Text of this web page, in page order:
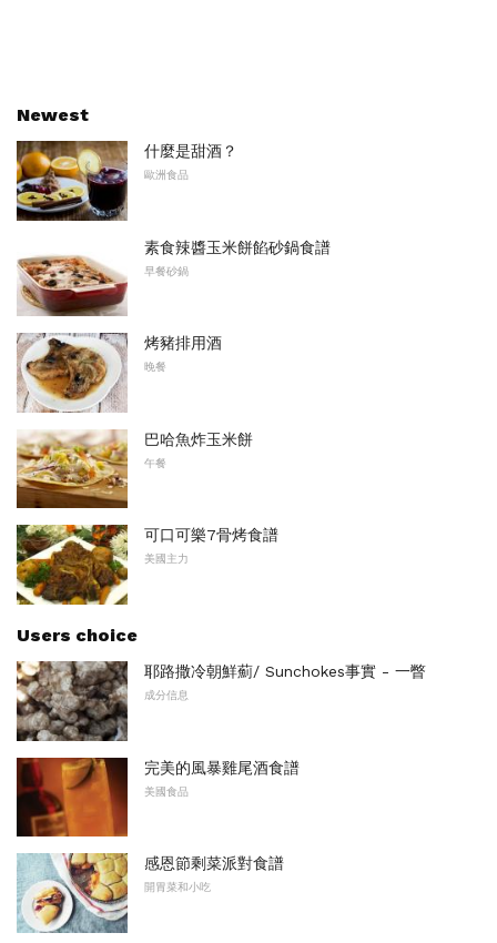
Newest
什麼是甜酒？
歐洲食品
素食辣醬玉米餅餡砂鍋食譜
早餐砂鍋
烤豬排用酒
晚餐
巴哈魚炸玉米餅
午餐
可口可樂7骨烤食譜
美國主力
Users choice
耶路撒冷朝鮮薊/ Sunchokes事實 - 一瞥
成分信息
完美的風暴雞尾酒食譜
美國食品
感恩節剩菜派對食譜
開胃菜和小吃